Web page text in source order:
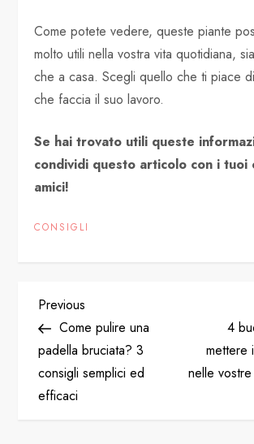
Come potete vedere, queste piante
molto utili nella vostra vita quotidiana,
che a casa. Scegli quello che ti piace
che faccia il suo lavoro.
Se hai trovato utili queste
condividi questo articolo con i tuoi
amici!
CONSIGLI
P
o
s
Previous
Post
Previous
Come pulire una
padella bruciata? 3
consigli semplici ed
efficaci
4
mettere
nelle